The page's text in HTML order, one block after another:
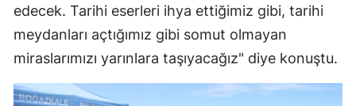
edecek. Tarihi eserleri ihya ettiğimiz gibi, tarihi
meydanları açtığımız gibi somut olmayan
miraslarımızı yarınlara taşıyacağız" diye konuştu.